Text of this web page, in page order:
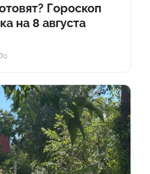
Гороскоп
на 8 августа
0